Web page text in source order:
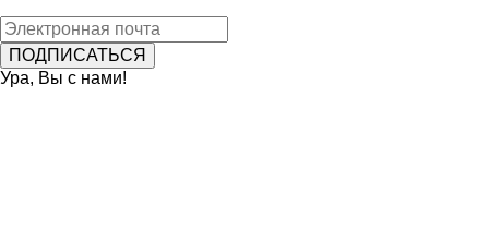
Ура, Вы с нами!